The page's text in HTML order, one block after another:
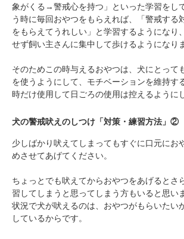
象がくる→警戒心を持つ」といった学習をし
う時に毎回おやつをもらえれば、「警戒す
をもらえてうれしい」と学習するようになり
せず飼い主さんに集中して歩けるようになり
そのためこの時与えるおやつは、犬にとって
を使うようにして、モチベーションを維持す
時だけ使用して日ごろの使用は控えるように
犬の警戒吠えのしつけ「対策・練習方法」②
少しばかり吠えてしまってもすぐに口元にお
めさせてあげてください。
ちょっとでも吠えてからおやつをあげるとさ
習してしまうと思ってしまう方もいると思い
状況で犬が吠えるのは、おやつがもらいたい
しているからです。